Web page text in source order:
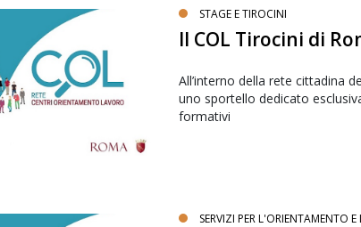
STAGE E TIROCINI
Il COL Tirocini di
All’interno della rete cittadina
uno sportello dedicato
formativi
SERVIZI PER L'ORIENTAMENTO E